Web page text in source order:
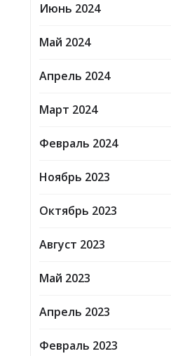
Июнь 2024
Май 2024
Апрель 2024
Март 2024
Февраль 2024
Ноябрь 2023
Октябрь 2023
Август 2023
Май 2023
Апрель 2023
Февраль 2023